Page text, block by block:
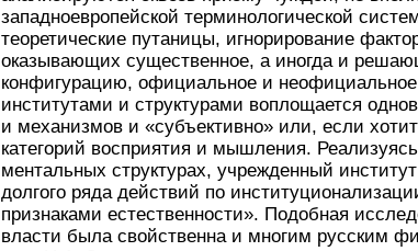
западноевропейской терминологической
теоретические путаницы, игнорирование
оказывающих существенное, а иногда и
конфигурацию, официальное и
институтами и структурами воплощается
и механизмов и «субъективно» или, если
категорий восприятия и мышления.
ментальных структурах, учрежденный
долгого ряда действий по
признаками естественности». Подобная
власти была свойственна и многим русским